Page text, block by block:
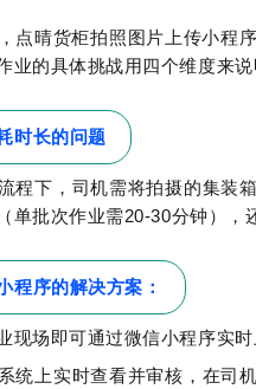
点晴货柜拍照图片上传小程序
业的具体挑战用四个维度来说
时长的问题
程下，司机需将拍摄的集装
单批次作业需20-30分钟），
程序的解决方案：
现场即可通过微信小程序实
统上实时查看并审核，在司